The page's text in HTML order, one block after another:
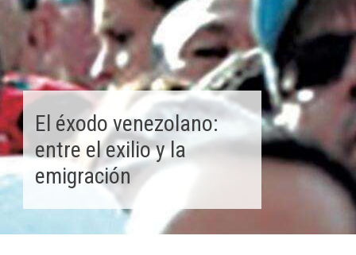
El éxodo venezolano:
entre el exilio y la
emigración